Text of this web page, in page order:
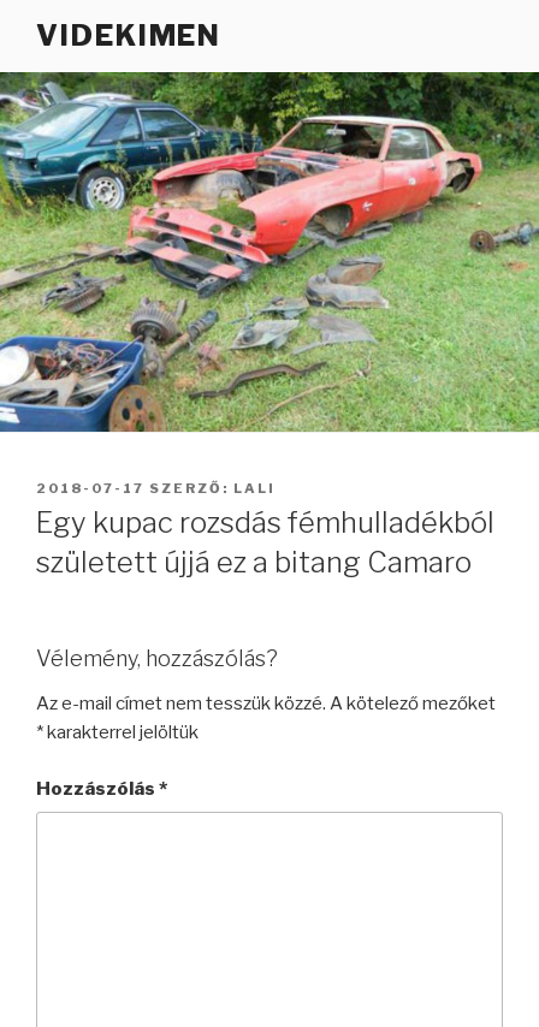
VIDEKIMEN
BEKÜLDVE:
2018-07-17 SZERZŐ: LALI
Egy kupac rozsdás fémhulladékból
született újjá ez a bitang Camaro
Vélemény, hozzászólás?
Az e-mail címet nem tesszük közzé. A kötelező mezőket
* karakterrel jelöltük
Hozzászólás *